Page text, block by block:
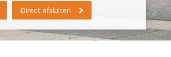
Direct afsluiten